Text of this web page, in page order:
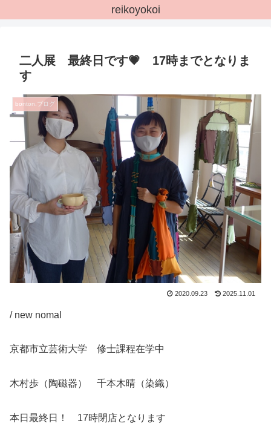
reikoyokoi
二人展 最終日です💗 17時までとなりま
す
bonton.ブログ
2020.09.23 2025.11.01
/ new nomal
京都市立芸術大学 修士課程在学中
木村歩（陶磁器） 千本木晴（染織）
本日最終日！ 17時閉店となります